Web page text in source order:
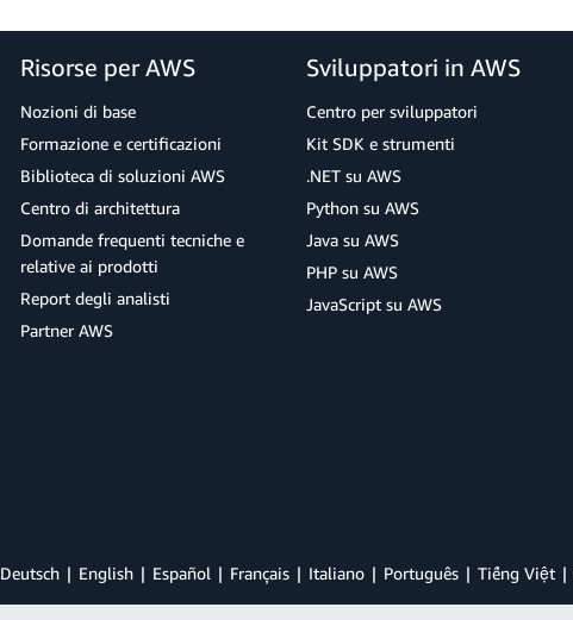
Risorse per AWS
Nozioni di base
Formazione e certificazioni
Biblioteca di soluzioni AWS
Centro di architettura
Domande frequenti tecniche e
relative ai prodotti
Report degli analisti
Partner AWS
Sviluppatori in AWS
Centro per sviluppatori
Kit SDK e strumenti
.NET su AWS
Python su AWS
Java su AWS
PHP su AWS
JavaScript su AWS
Deutsch English Español Français Italiano Português Tiếng Việt